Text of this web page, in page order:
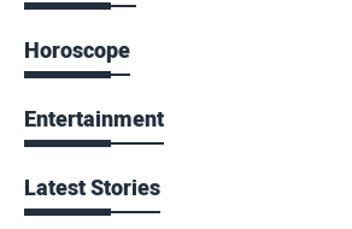
Horoscope
Entertainment
Latest Stories